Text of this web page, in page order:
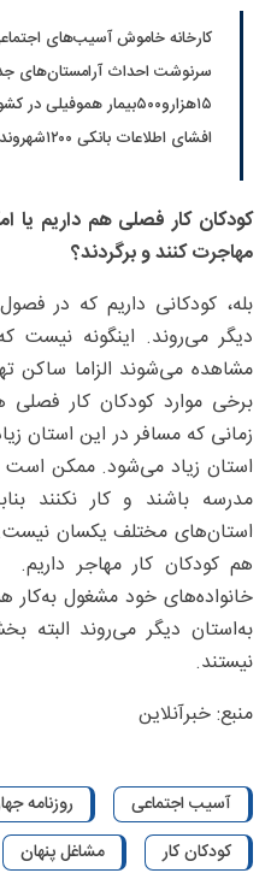
کارخانه خاموش آسیب‌های
سرنوشت احداث آرامستان‌های
۱۵هزارو۵۰۰بیمار هموفیلی در کشور وجود دارد
افشای اطلاعات بانکی ۱۲۰۰شهروند تهرانی در یک غرفه میوه‌وتره‌بار
کودکان کار فصلی هم داریم یا
مهاجرت کنند و برگردند؟
بله، کودکانی داریم که در
دیگر می‌روند. اینگونه نیست
مشاهده می‌شوند الزاما ساکن
برخی موارد کودکان کار فصلی
زمانی که مسافر در این استان
استان زیاد می‌شود. ممکن است
مدرسه باشند و کار نکنند
استان‌های مختلف یکسان
هم کودکان کار مهاجر داریم.
خانواده‌های خود مشغول به‌کار
به‌استان دیگر می‌روند البته
نیستند.
منبع: خبرآنلاین
آسیب اجتماعی
روزنامه
کودکان کار
مشاغل پنهان